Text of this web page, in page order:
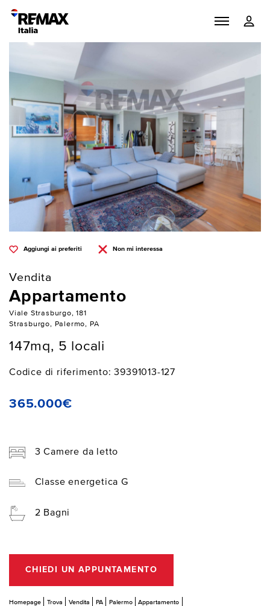
Aggiungi ai preferiti Non mi interessa
Vendita
Appartamento
Viale Strasburgo, 181
Strasburgo, Palermo, PA
147mq, 5 locali
Codice di riferimento: 39391013-127
365.000€
3 Camere da letto
Classe energetica G
2 Bagni
CHIEDI UN APPUNTAMENTO
Homepage Trova Vendita PA Palermo
Appartamento